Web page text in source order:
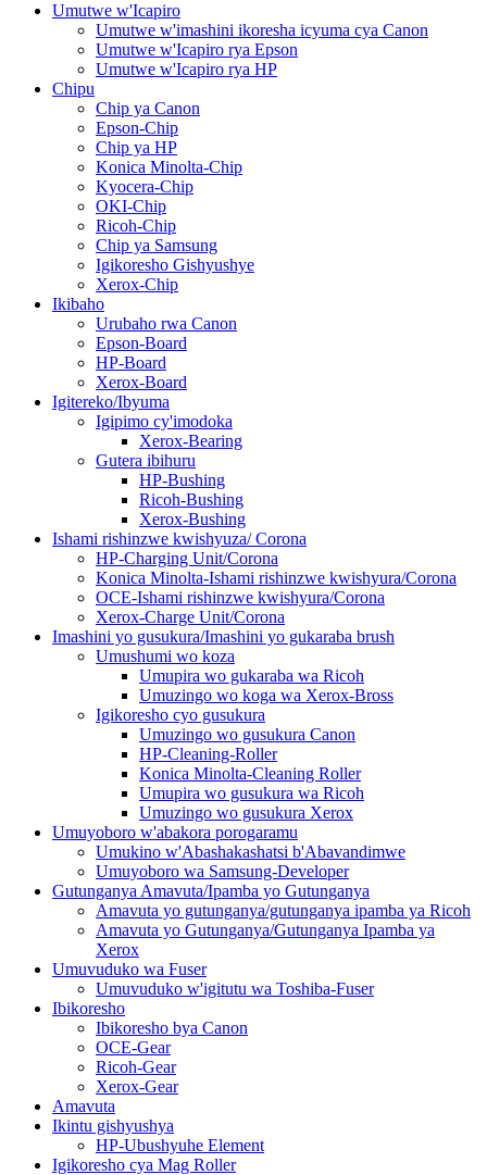
Umutwe w'Icapiro
Umutwe w'imashini ikoresha icyuma cya Canon
Umutwe w'Icapiro rya Epson
Umutwe w'Icapiro rya HP
Chipu
Chip ya Canon
Epson-Chip
Chip ya HP
Konica Minolta-Chip
Kyocera-Chip
OKI-Chip
Ricoh-Chip
Chip ya Samsung
Igikoresho Gishyushye
Xerox-Chip
Ikibaho
Urubaho rwa Canon
Epson-Board
HP-Board
Xerox-Board
Igitereko/Ibyuma
Igipimo cy'imodoka
Xerox-Bearing
Gutera ibihuru
HP-Bushing
Ricoh-Bushing
Xerox-Bushing
Ishami rishinzwe kwishyuza/ Corona
HP-Charging Unit/Corona
Konica Minolta-Ishami rishinzwe kwishyura/Corona
OCE-Ishami rishinzwe kwishyura/Corona
Xerox-Charge Unit/Corona
Imashini yo gusukura/Imashini yo gukaraba brush
Umushumi wo koza
Umupira wo gukaraba wa Ricoh
Umuzingo wo koga wa Xerox-Bross
Igikoresho cyo gusukura
Umuzingo wo gusukura Canon
HP-Cleaning-Roller
Konica Minolta-Cleaning Roller
Umupira wo gusukura wa Ricoh
Umuzingo wo gusukura Xerox
Umuyoboro w'abakora porogaramu
Umukino w'Abashakashatsi b'Abavandimwe
Umuyoboro wa Samsung-Developer
Gutunganya Amavuta/Ipamba yo Gutunganya
Amavuta yo gutunganya/gutunganya ipamba ya Ricoh
Amavuta yo Gutunganya/Gutunganya Ipamba ya
Xerox
Umuvuduko wa Fuser
Umuvuduko w'igitutu wa Toshiba-Fuser
Ibikoresho
Ibikoresho bya Canon
OCE-Gear
Ricoh-Gear
Xerox-Gear
Amavuta
Ikintu gishyushya
HP-Ubushyuhe Element
Igikoresho cya Mag Roller